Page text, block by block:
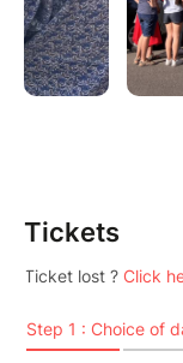
Tickets